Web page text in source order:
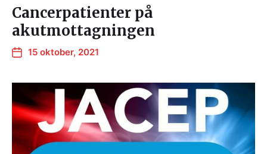
Cancerpatienter på
akutmottagningen
15 oktober, 2021